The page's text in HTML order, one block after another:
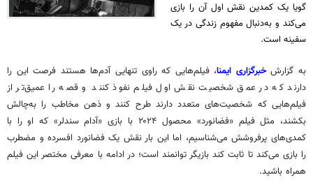
گویا یک کمدین نقش اول آن را بازی
می‌کند و به‌دنبال مفهوم زندگی در یک
سفینه است.
به گزارشخبرگزاری ایمنا، فیلم‌هایی که راوی تنهایی آدم‌ها هستند فرصت این را
دارند که در عمق شخصیت نقش اول فیلم نفوذ کنند و قصه را عمیق‌تر از
فیلم‌هایی که شخصیت‌های متعدد دارند طرح کنند و ذهن مخاطب را به‌چالش
بکشند، مثل فیلم «فضانورد» محصول ۲۰۲۴ با بازی «
آدام سندلر» که او را با
کمدی‌های پرفروشش می‌شناسیم، اما این بار نقش یک فضانورد افسرده و مضطرب
را بازی می‌کند تا ثابت کند بازیگر توانمند است؛ در ادامه با معرفی مختصر این فیلم
همراه باشید.